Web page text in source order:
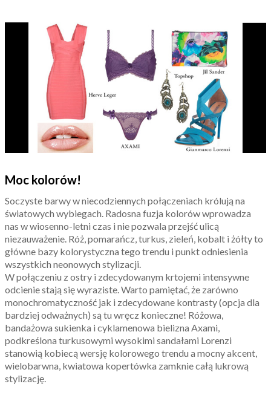
Moc kolorów!
Soczyste barwy w niecodziennych połączeniach królują na
światowych wybiegach. Radosna fuzja kolorów wprowadza
nas w wiosenno-letni czas i nie pozwala przejść ulicą
niezauważenie. Róż, pomarańcz, turkus, zieleń, kobalt i żółty to
główne bazy kolorystyczna tego trendu i punkt odniesienia
wszystkich neonowych stylizacji.
W połączeniu z ostry i zdecydowanym krtojemi intensywne
odcienie stają się wyraziste. Warto pamiętać, że zarówno
monochromatyczność jak i zdecydowane kontrasty (opcja dla
bardziej odważnych) są tu wręcz konieczne! Różowa,
bandażowa sukienka i cyklamenowa bielizna Axami,
podkreślona turkusowymi wysokimi sandałami Lorenzi
stanowią kobiecą wersję kolorowego trendu a mocny akcent,
wielobarwna, kwiatowa kopertówka zamknie całą lukrową
stylizację.